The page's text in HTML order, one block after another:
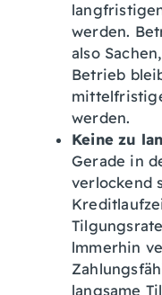
werden.
also
Betrieb
werden.
Keine zu
Gerade in
verlockend
lmmerhin
langsame